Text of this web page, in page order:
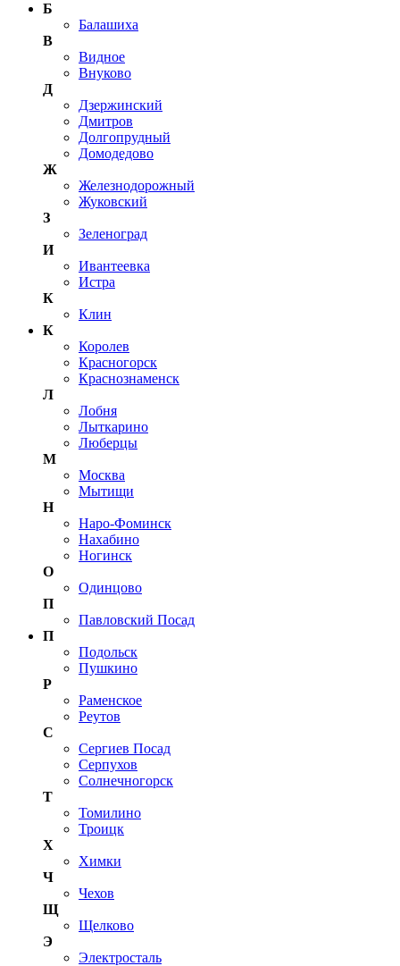
Б
Балашиха
В
Видное
Внуково
Д
Дзержинский
Дмитров
Долгопрудный
Домодедово
Ж
Железнодорожный
Жуковский
З
Зеленоград
И
Ивантеевка
Истра
К
Клин
К
Королев
Красногорск
Краснознаменск
Л
Лобня
Лыткарино
Люберцы
М
Москва
Мытищи
Н
Наро-Фоминск
Нахабино
Ногинск
О
Одинцово
П
Павловский Посад
П
Подольск
Пушкино
Р
Раменское
Реутов
С
Сергиев Посад
Серпухов
Солнечногорск
Т
Томилино
Троицк
Х
Химки
Ч
Чехов
Щ
Щелково
Э
Электросталь